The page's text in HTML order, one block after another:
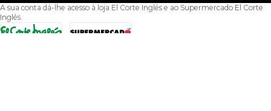
A sua conta dá-lhe acesso à loja El Corte Inglés e ao Supermercado El Corte
Inglés.